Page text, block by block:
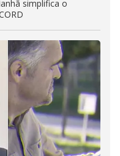
simplifica o